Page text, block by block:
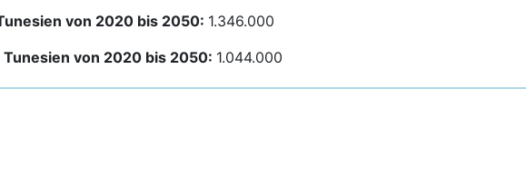
von 2020 bis 2050: 1.346.000
von 2020 bis 2050: 1.044.000